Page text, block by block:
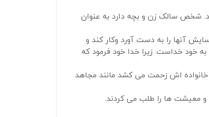
شخص سالک زن و بچه دارد به عنوان
آنها را به دست آورد وکار کند و
خود خداست. زیرا خدا خود فرمود که
خانواده اش زحمت می کشد مانند مجاهد
و معیشت ها را طلب می کردند.